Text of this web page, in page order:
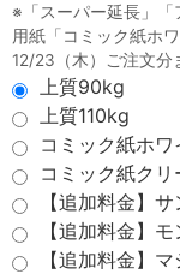
※「スーパー延長」「
用紙「コミック紙ホ
12/23（木）ご注文分
上質90kg
上質110kg
コミック紙ホ
コミック紙ク
【追加料金】
【追加料金】
【追加料金】